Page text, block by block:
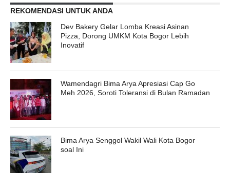
REKOMENDASI UNTUK ANDA
Dev Bakery Gelar Lomba Kreasi Asinan
Pizza, Dorong UMKM Kota Bogor Lebih
Inovatif
Wamendagri Bima Arya Apresiasi Cap Go
Meh 2026, Soroti Toleransi di Bulan Ramadan
Bima Arya Senggol Wakil Wali Kota Bogor
soal Ini